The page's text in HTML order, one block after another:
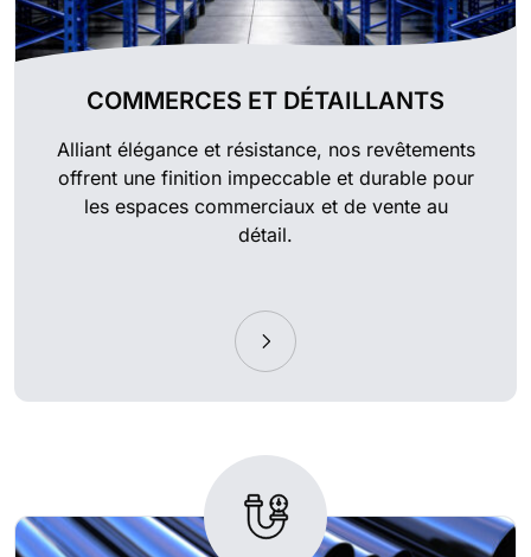
COMMERCES ET DÉTAILLANTS
Alliant élégance et résistance, nos revêtements
offrent une finition impeccable et durable pour
les espaces commerciaux et de vente au
détail.